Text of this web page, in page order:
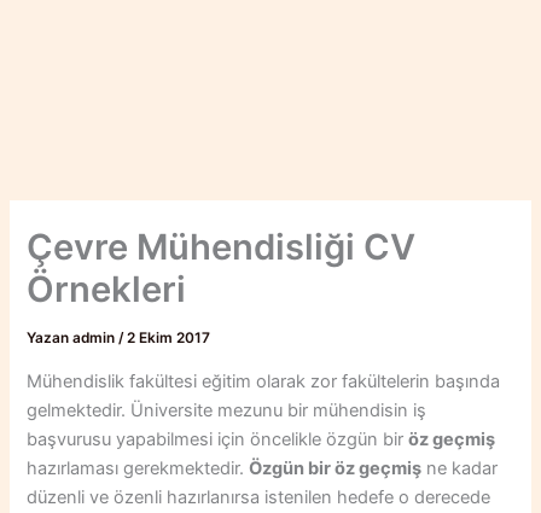
Çevre Mühendisliği CV
Örnekleri
Yazan admin/2 Ekim 2017
Mühendislik fakültesi eğitim olarak zor fakültelerin başında
gelmektedir. Üniversite mezunu bir mühendisin iş
başvurusu yapabilmesi için öncelikle özgün biröz geçmiş
hazırlaması gerekmektedir.Özgün bir öz geçmiş ne kadar
düzenli ve özenli hazırlanırsa istenilen hedefe o derecede